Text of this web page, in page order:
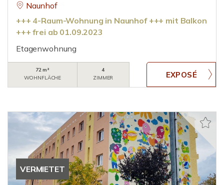
Naunhof
+++ 4-Raum-Wohnung in Naunhof +++ mit Balkon
+++ frei ab 01.09.2023
Etagenwohnung
72 m²
WOHNFLÄCHE
4
ZIMMER
VERMIETET